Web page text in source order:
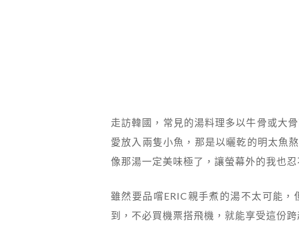
走訪韓國，常見的湯料理多以牛骨或大
愛放入兩隻小魚，那是以曬乾的明太魚
像那湯一定美味極了，讓螢幕外的我也忍
雖然要品嚐ERIC親手煮的湯不太可能
到，不必買機票搭飛機，就能享受這份跨